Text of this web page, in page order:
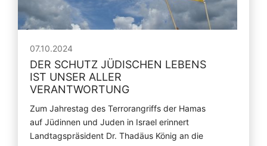
07.10.2024
DER SCHUTZ JÜDISCHEN LEBENS
IST UNSER ALLER
VERANTWORTUNG
Zum Jahrestag des Terrorangriffs der Hamas
auf Jüdinnen und Juden in Israel erinnert
Landtagspräsident Dr. Thadäus König an die